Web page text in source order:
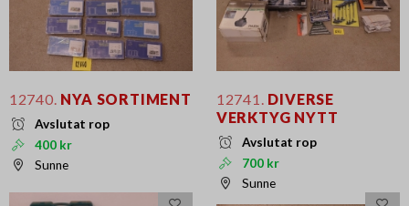
12740. NYA SORTIMENT
Avslutat rop
400 kr
Sunne
12741. DIVERSE
VERKTYG NYTT
Avslutat rop
700 kr
Sunne